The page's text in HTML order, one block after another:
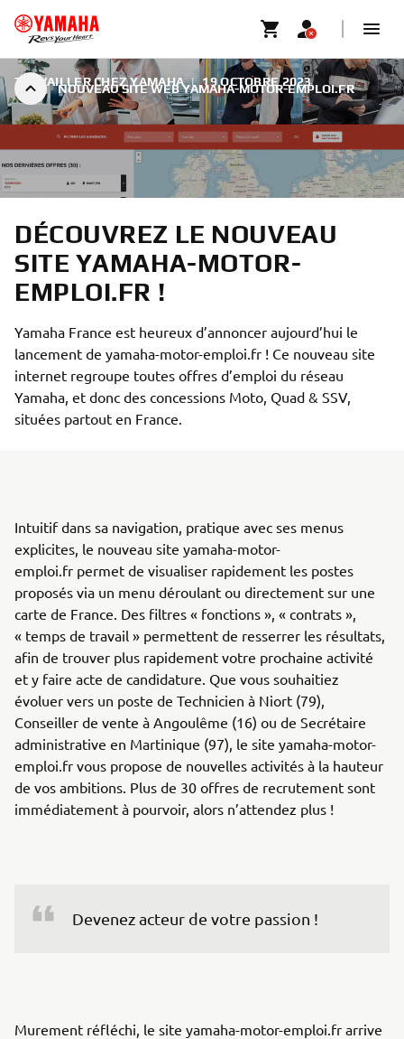
NOUVEAU SITE WEB YAMAHA-MOTOR-EMPLOI.FR
TRAVAILLER CHEZ YAMAHA | 19 OCTOBRE 2023
DÉCOUVREZ LE NOUVEAU
SITE YAMAHA-MOTOR-
EMPLOI.FR !
Yamaha France est heureux d’annoncer aujourd’hui le
lancement de yamaha-motor-emploi.fr ! Ce nouveau site
internet regroupe toutes offres d’emploi du réseau
Yamaha, et donc des concessions Moto, Quad & SSV,
situées partout en France.
Intuitif dans sa navigation, pratique avec ses menus
explicites, le nouveau site yamaha-motor-
emploi.fr permet de visualiser rapidement les postes
proposés via un menu déroulant ou directement sur une
carte de France. Des filtres « fonctions », « contrats »,
« temps de travail » permettent de resserrer les résultats,
afin de trouver plus rapidement votre prochaine activité
et y faire acte de candidature. Que vous souhaitiez
évoluer vers un poste de Technicien à Niort (79),
Conseiller de vente à Angoulême (16) ou de Secrétaire
administrative en Martinique (97), le site yamaha-motor-
emploi.fr vous propose de nouvelles activités à la hauteur
de vos ambitions. Plus de 30 offres de recrutement sont
immédiatement à pourvoir, alors n’attendez plus !
Devenez acteur de votre passion !
Murement réfléchi, le site yamaha-motor-emploi.fr arrive